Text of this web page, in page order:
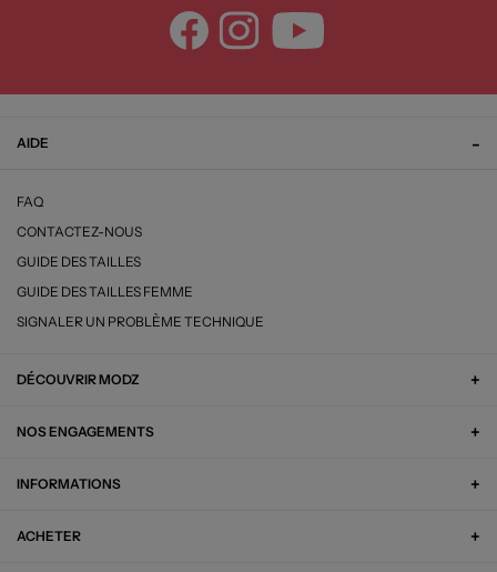
AIDE
FAQ
CONTACTEZ-NOUS
GUIDE DES TAILLES
GUIDE DES TAILLES FEMME
SIGNALER UN PROBLÈME TECHNIQUE
DÉCOUVRIR MODZ
NOS ENGAGEMENTS
INFORMATIONS
ACHETER